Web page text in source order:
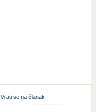
Vrati se na članak